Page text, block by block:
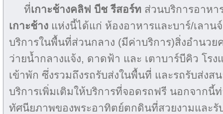
ที่เกาะช้างคลิฟ บีช รีสอร์ท ส่วนบริการอาหา
เกาะช้าง แห่งนี้ได้แก่ ห้องอาหารและบาร์/เลาน
บริการในพื้นที่ส่วนกลาง (มีค่าบริการ)สิ่งอำนว
ว่ายน้ำกลางแจ้ง, ดาดฟ้า และ เตาบาร์บีคิว โร
เข้าพัก ซึ่งรวมถึงรถรับส่งในพื้นที่ และรถรับส่ง
บริการเพิ่มเติมให้บริการที่จอดรถฟรี นอกจากนี้
ทัศนียภาพของพระอาทิตย์ตกดินที่สวยงามและรั